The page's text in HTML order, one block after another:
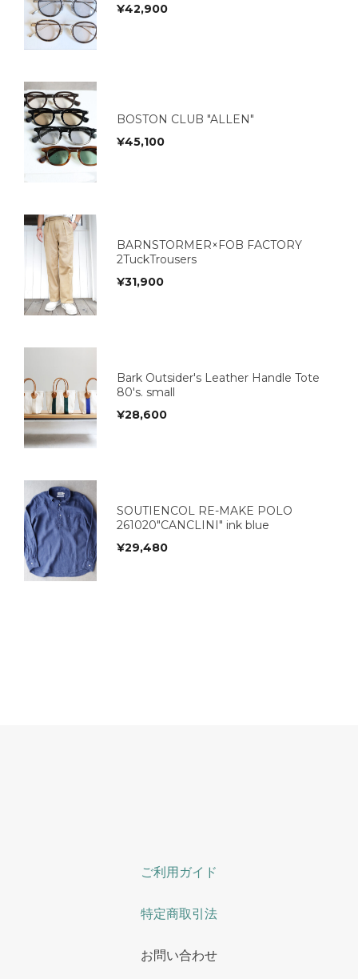
¥42,900
BOSTON CLUB "ALLEN"
¥45,100
BARNSTORMER×FOB FACTORY
2TuckTrousers
¥31,900
Bark Outsider's Leather Handle Tote
80's. small
¥28,600
SOUTIENCOL RE-MAKE POLO
261020"CANCLINI" ink blue
¥29,480
ご利用ガイド
特定商取引法
お問い合わせ